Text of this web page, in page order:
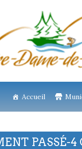
Accueil
PASSÉ-4